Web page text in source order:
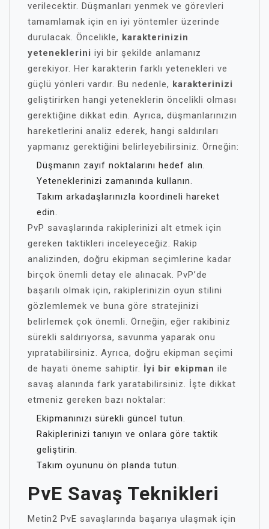
verilecektir. Düşmanları yenmek ve görevleri
tamamlamak için en iyi yöntemler üzerinde
durulacak. Öncelikle, karakterinizin
yeteneklerini iyi bir şekilde anlamanız
gerekiyor. Her karakterin farklı yetenekleri ve
güçlü yönleri vardır. Bu nedenle, karakterinizi
geliştirirken hangi yeteneklerin öncelikli olması
gerektiğine dikkat edin. Ayrıca, düşmanlarınızın
hareketlerini analiz ederek, hangi saldırıları
yapmanız gerektiğini belirleyebilirsiniz. Örneğin:
Düşmanın zayıf noktalarını hedef alın.
Yeteneklerinizi zamanında kullanın.
Takım arkadaşlarınızla koordineli hareket
edin.
PvP savaşlarında rakiplerinizi alt etmek için
gereken taktikleri inceleyeceğiz. Rakip
analizinden, doğru ekipman seçimlerine kadar
birçok önemli detay ele alınacak. PvP’de
başarılı olmak için, rakiplerinizin oyun stilini
gözlemlemek ve buna göre stratejinizi
belirlemek çok önemli. Örneğin, eğer rakibiniz
sürekli saldırıyorsa, savunma yaparak onu
yıpratabilirsiniz. Ayrıca, doğru ekipman seçimi
de hayati öneme sahiptir. İyi bir ekipman ile
savaş alanında fark yaratabilirsiniz. İşte dikkat
etmeniz gereken bazı noktalar:
Ekipmanınızı sürekli güncel tutun.
Rakiplerinizi tanıyın ve onlara göre taktik
geliştirin.
Takım oyununu ön planda tutun.
PvE Savaş Teknikleri
Metin2 PvE savaşlarında başarıya ulaşmak için